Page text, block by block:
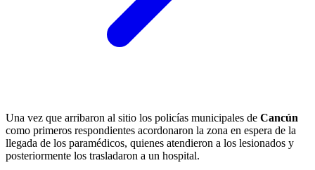
Una vez que arribaron al sitio los policías municipales de Cancún
como primeros respondientes acordonaron la zona en espera de la
llegada de los paramédicos, quienes atendieron a los lesionados y
posteriormente los trasladaron a un hospital.